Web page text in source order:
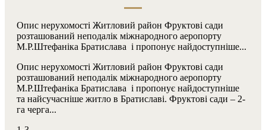
Опис нерухомості Житловий район Фруктові сади
розташований неподалік міжнародного аеропорту
M.Р.Штефаніка Братислава і пропонує найдоступніше...
Опис нерухомості Житловий район Фруктові сади
розташований неподалік міжнародного аеропорту
M.Р.Штефаніка Братислава і пропонує найдоступніше
та найсучасніше житло в Братиславі. Фруктові сади – 2-
га черга...